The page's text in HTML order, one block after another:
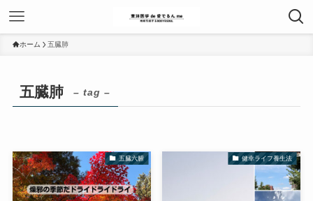
ホーム 五臓肺
五臓肺 – tag –
五臓六腑 健幸ライフ養生法